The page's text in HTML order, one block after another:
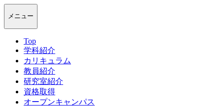
メニュー
Top
学科紹介
カリキュラム
教員紹介
研究室紹介
資格取得
オープンキャンパス